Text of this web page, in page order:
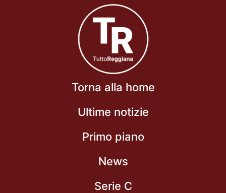
Torna alla home
Ultime notizie
Primo piano
News
Serie C